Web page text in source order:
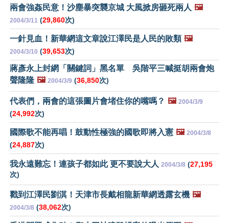
兩會強姦民意！沙塵暴突襲京城 大風掀房砸死兩人 🖼️
2004/3/11 (29,860次)
一針見血！新華網這文章說江澤民是人民的敗類 🖼️
2004/3/10 (39,653次)
蔣彥永上封網「關鍵詞」黑名單 吳階平三喊挺胡兩會炮
聲隆隆 🖼️ 2004/3/9 (36,850次)
代表們，兩會的這張圖片會堵住你的嘴嗎？ 🖼️ 2004/3/9
(24,992次)
國際歌不能再唱！鼓動性極強的國歌即將入憲 🖼️ 2004/3/8
(24,887次)
我永遠難忘！連孩子都如此 更不要說大人 2004/3/8 (27,195
次)
戳到江澤民劉淇！天津市長戴相龍新華網透露玄機 🖼️
2004/3/8 (38,062次)